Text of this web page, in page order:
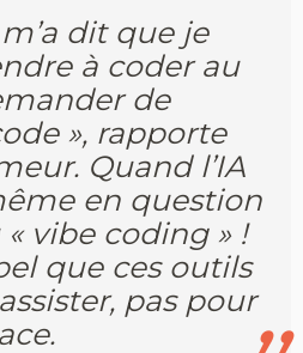
m’a dit que je
à coder au
de
», rapporte
Quand l’IA
en question
vibe coding » !
que ces outils
pas pour